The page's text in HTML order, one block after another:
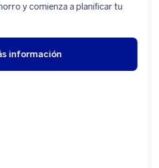
y comienza a planificar tu
información